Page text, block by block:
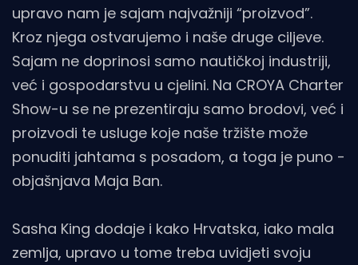
upravo nam je sajam najvažniji “proizvod”.
Kroz njega ostvarujemo i naše druge ciljeve.
Sajam ne doprinosi samo nautičkoj industriji,
već i gospodarstvu u cjelini. Na CROYA Charter
Show-u se ne prezentiraju samo brodovi, već i
proizvodi te usluge koje naše tržište može
ponuditi jahtama s posadom, a toga je puno -
objašnjava Maja Ban.
Sasha King dodaje i kako Hrvatska, iako mala
zemlja, upravo u tome treba uvidjeti svoju